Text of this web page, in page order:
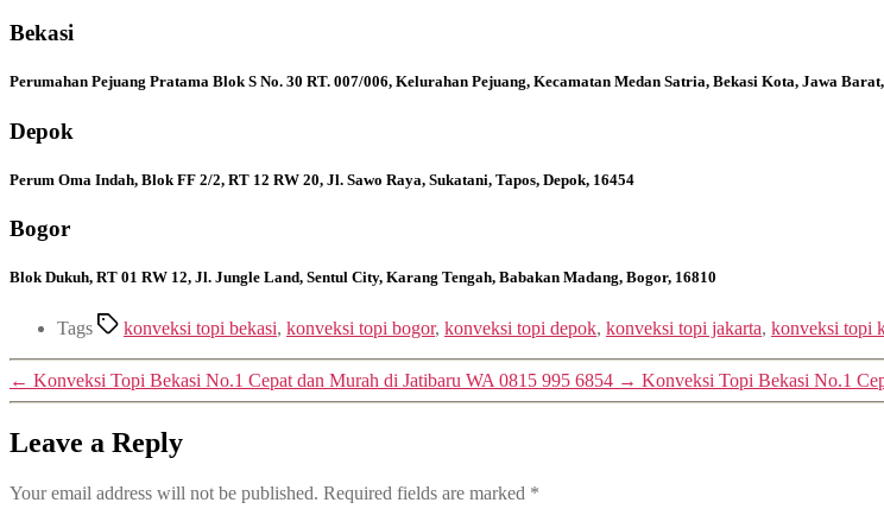
Bekasi
Perumahan Pejuang Pratama Blok S No. 30 RT. 007/006, Kelurahan Pejuang, Kecamatan Medan Satria, Bekasi Kota, Jawa
Depok
Perum Oma Indah, Blok FF 2/2, RT 12 RW 20, Jl. Sawo Raya, Sukatani, Tapos, Depok, 16454
Bogor
Blok Dukuh, RT 01 RW 12, Jl. Jungle Land, Sentul City, Karang Tengah, Babakan Madang, Bogor, 16810
Tags konveksi topi bekasi, konveksi topi bogor, konveksi topi depok, konveksi topi jakarta, konveksi topi
← Konveksi Topi Bekasi No.1 Cepat dan Murah di Jatibaru WA 0815 995 6854 → Konveksi Topi Bekasi No.1
Leave a Reply
Your email address will not be published. Required fields are marked *